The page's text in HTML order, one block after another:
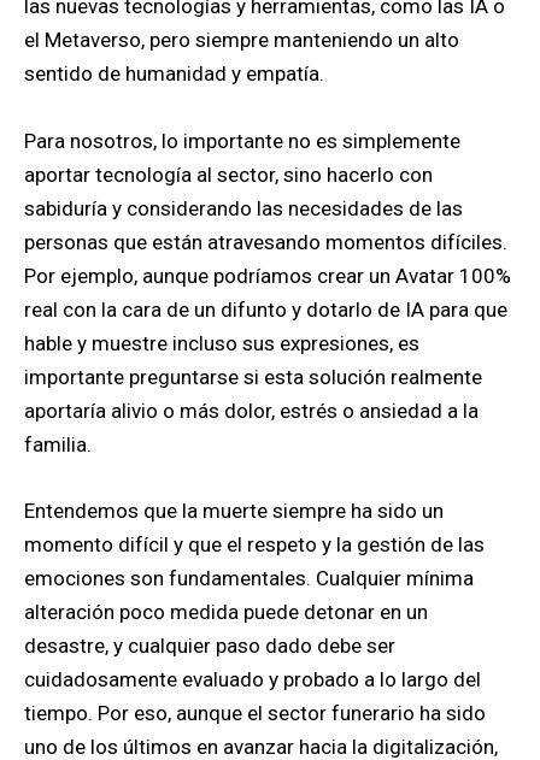
las nuevas tecnologías y herramientas, como las IA o
el Metaverso, pero siempre manteniendo un alto
sentido de humanidad y empatía.
Para nosotros, lo importante no es simplemente
aportar tecnología al sector, sino hacerlo con
sabiduría y considerando las necesidades de las
personas que están atravesando momentos difíciles.
Por ejemplo, aunque podríamos crear un Avatar 100%
real con la cara de un difunto y dotarlo de IA para que
hable y muestre incluso sus expresiones, es
importante preguntarse si esta solución realmente
aportaría alivio o más dolor, estrés o ansiedad a la
familia.
Entendemos que la muerte siempre ha sido un
momento difícil y que el respeto y la gestión de las
emociones son fundamentales. Cualquier mínima
alteración poco medida puede detonar en un
desastre, y cualquier paso dado debe ser
cuidadosamente evaluado y probado a lo largo del
tiempo. Por eso, aunque el sector funerario ha sido
uno de los últimos en avanzar hacia la digitalización,